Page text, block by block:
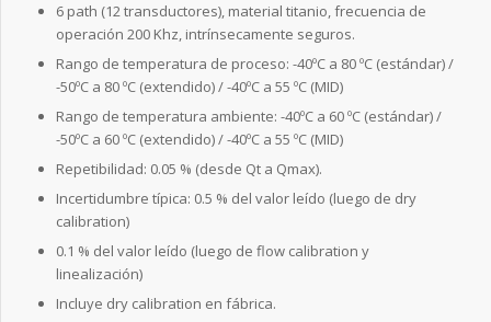
6 path (12 transductores), material titanio, frecuencia de
operación 200 Khz, intrínsecamente seguros.
Rango de temperatura de proceso: -40ºC a 80 ºC (estándar) /
-50ºC a 80 ºC (extendido) / -40ºC a 55 ºC (MID)
Rango de temperatura ambiente: -40ºC a 60 ºC (estándar) /
-50ºC a 60 ºC (extendido) / -40ºC a 55 ºC (MID)
Repetibilidad: 0.05 % (desde Qt a Qmax).
Incertidumbre típica: 0.5 % del valor leído (luego de dry
calibration)
0.1 % del valor leído (luego de flow calibration y
linealización)
Incluye dry calibration en fábrica.